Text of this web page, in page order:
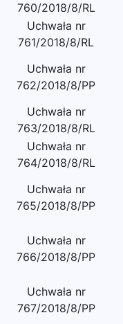
760/2018/8/RL
Uchwała nr
761/2018/8/RL
Uchwała nr
762/2018/8/PP
Uchwała nr
763/2018/8/RL
Uchwała nr
764/2018/8/RL
Uchwała nr
765/2018/8/PP
Uchwała nr
766/2018/8/PP
Uchwała nr
767/2018/8/PP